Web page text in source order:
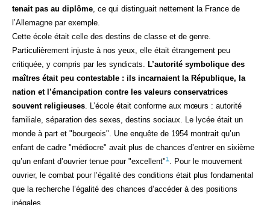
tenait pas au diplôme , ce qui distinguait nettement la France de
l’Allemagne par exemple.
Cette école était celle des destins de classe et de genre.
Particulièrement injuste à nos yeux, elle était étrangement peu
critiquée, y compris par les syndicats.
L’autorité symbolique des
maîtres était peu contestable : ils incarnaient la République, la
nation et l’émancipation contre les valeurs conservatrices
souvent religieuses . L’école était conforme aux mœurs : autorité
familiale, séparation des sexes, destins sociaux. Le lycée était un
monde à part et "bourgeois". Une enquête de 1954 montrait qu’un
enfant de cadre "médiocre" avait plus de chances d’entrer en sixième
qu’un enfant d’ouvrier tenue pour "excellent"1
. Pour le mouvement
ouvrier, le combat pour l’égalité des conditions était plus fondamental
que la recherche l’égalité des chances d’accéder à des positions
inégales.